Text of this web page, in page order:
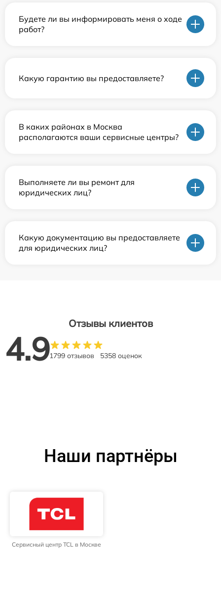
Будете ли вы информировать меня о ходе
работ?
Какую гарантию вы предоставляете?
В каких районах в Москва
располагаются ваши сервисные центры?
Выполняете ли вы ремонт для
юридических лиц?
Какую документацию вы предоставляете
для юридических лиц?
Отзывы клиентов
4.91799 отзывов 5358 оценок
Наши партнёры
Сервисный центр TCL в Москве